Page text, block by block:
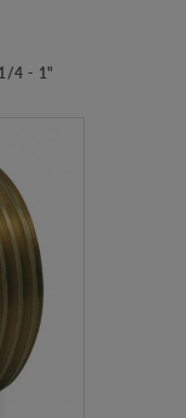
4 - 1"